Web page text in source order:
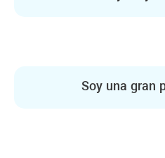
Soy una gran